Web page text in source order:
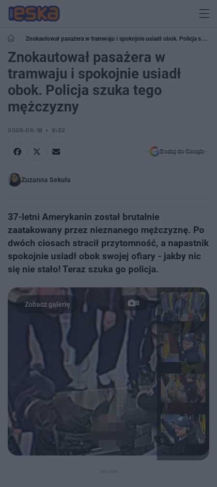
Znokautował pasażera w tramwaju i spokojnie usiadł obok. Policja szuka
tego mężczyzny
Znokautował pasażera w
tramwaju i spokojnie usiadł
obok. Policja szuka tego
mężczyzny
2026-06-18 9:32
Dodaj do Google
Zuzanna Sekuła
37-letni Amerykanin został brutalnie
zaatakowany przez nieznanego mężczyznę. Po
dwóch ciosach stracił przytomność, a napastnik
spokojnie usiadł obok swojej ofiary - jakby nic
się nie stało! Teraz szuka go policja.
8